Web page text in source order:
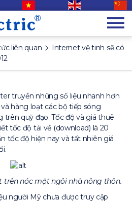
liên quan
Internet vệ tinh sẽ có
truyền những số liệu nhanh hơn
hàng loạt các bộ tiếp sóng
trên quỹ đạo. Tốc độ và giá thuê
tốc độ tải về (download) là 20
tốc độ hiện nay và tất nhiên giá
trên nóc một ngôi nhà nông thôn.
người Mỹ chưa được truy cập